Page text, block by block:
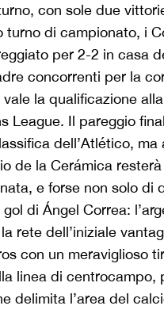
con sole due
turno di campionato, i
per 2-2 in casa
concorrenti per la
la qualificazione
League. Il pareggio
dell’Atlético, ma
de la Cerámica
e forse non solo di
di Ángel Correa:
rete dell’iniziale
con un meraviglioso
linea di centrocampo,
delimita l’area del